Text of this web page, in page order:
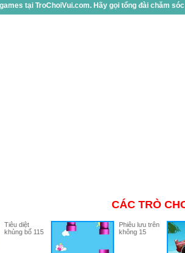
tại TroChoiVui.com. Hãy gọi tổng đài chăm
CÁC TRÒ
Tiêu diệt
khủng bố 115
Phiêu lưu trên
không 15